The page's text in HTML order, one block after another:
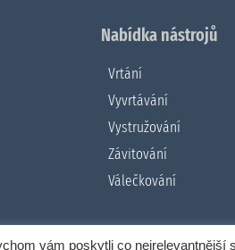
Nabídka nástrojů
Vrtání
Vyvrtávání
Vystružování
Závitování
Válečkování
vám poskytli co nejrelevantnější